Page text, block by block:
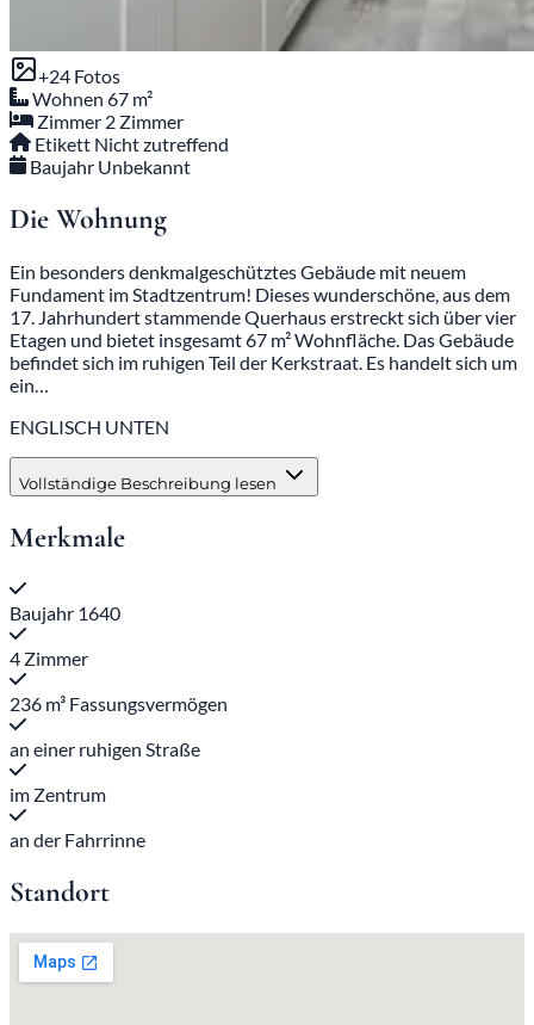
+24 Fotos
Wohnen 67 m²
Zimmer 2 Zimmer
Etikett Nicht zutreffend
Baujahr Unbekannt
Die Wohnung
Ein besonders denkmalgeschütztes Gebäude mit neuem
Fundament im Stadtzentrum! Dieses wunderschöne, aus dem
17. Jahrhundert stammende Querhaus erstreckt sich über vier
Etagen und bietet insgesamt 67 m² Wohnfläche. Das Gebäude
befindet sich im ruhigen Teil der Kerkstraat. Es handelt sich um
ein…
ENGLISCH UNTEN
Vollständige Beschreibung lesen
Merkmale
Baujahr 1640
4 Zimmer
236 m³ Fassungsvermögen
an einer ruhigen Straße
im Zentrum
an der Fahrrinne
Standort